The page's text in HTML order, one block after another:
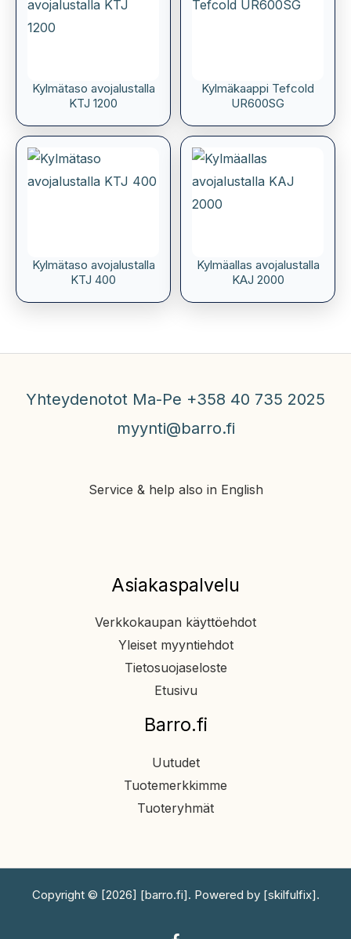
Kylmätaso avojalustalla
KTJ 1200
Kylmäkaappi Tefcold
UR600SG
Kylmätaso avojalustalla
KTJ 400
Kylmäallas avojalustalla
KAJ 2000
Yhteydenotot Ma-Pe +358 40 735 2025
myynti@barro.fi
Service & help also in English
Asiakaspalvelu
Verkkokaupan käyttöehdot
Yleiset myyntiehdot
Tietosuojaseloste
Etusivu
Barro.fi
Uutudet
Tuotemerkkimme
Tuoteryhmät
Copyright © [2026] [barro.fi]. Powered by [skilfulfix].